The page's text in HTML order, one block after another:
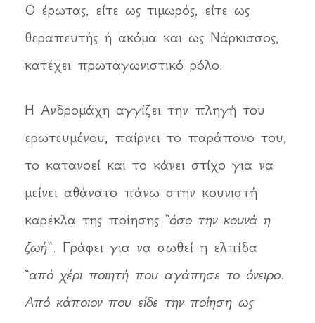
Ο έρωτας, είτε ως τιμωρός, είτε ως
θεραπευτής ή ακόμα και ως Νάρκισσος,
κατέχει πρωταγωνιστικό ρόλο.
Η Ανδρομάχη αγγίζει την πληγή του
ερωτευμένου, παίρνει το παράπονο του,
το κατανοεί και το κάνει στίχο για να
μείνει αθάνατο πάνω στην κουνιστή
καρέκλα της ποίησης “όσο την κουνά η
ζωή“. Γράφει για να σωθεί η ελπίδα
“από χέρι ποιητή που αγάπησε το όνειρο.
Από κάποιον που είδε την ποίηση ως